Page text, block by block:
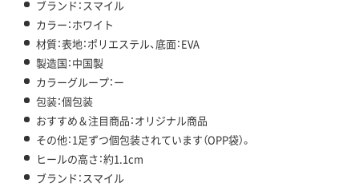
ブランド：スマイル
カラー：ホワイト
材質：表地：ポリエステル、底面：EVA
製造国：中国製
カラーグループ：ー
包装：個包装
おすすめ＆注目商品：オリジナル商品
その他：1足ずつ個包装されています（OPP袋）。
ヒールの高さ：約1.1cm
ブランド：スマイル